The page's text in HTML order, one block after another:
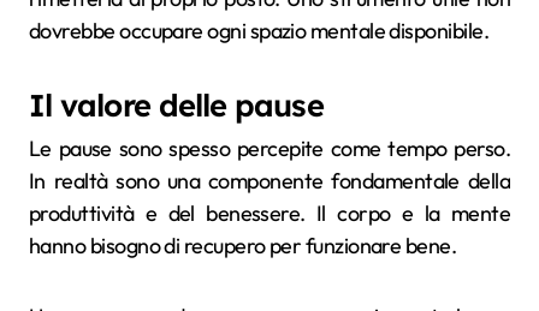
dovrebbe occupare ogni spazio mentale disponibile.
Il valore delle pause
Le pause sono spesso percepite come tempo perso.
In realtà sono una componente fondamentale della
produttività e del benessere. Il corpo e la mente
hanno bisogno di recupero per funzionare bene.